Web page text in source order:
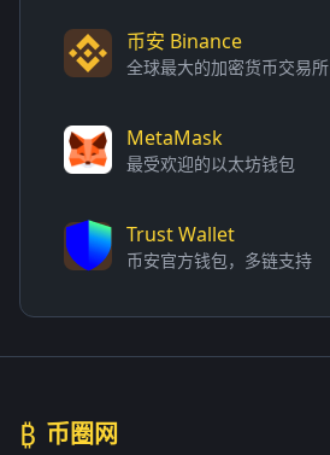
币安 Binance
全球最大的加密货币交易所
MetaMask
最受欢迎的以太坊钱包
Trust Wallet
币安官方钱包，多链支持
₿ 币圈网